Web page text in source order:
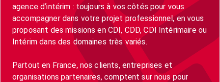
agence d’intérim : toujours à vos côtés pour vous
accompagner dans votre projet professionnel, en vous
proposant des missions en CDI, CDD, CDI Intérimaire ou
Intérim dans des domaines très variés.
Partout en France, nos clients, entreprises et
organisations partenaires, comptent sur nous pour